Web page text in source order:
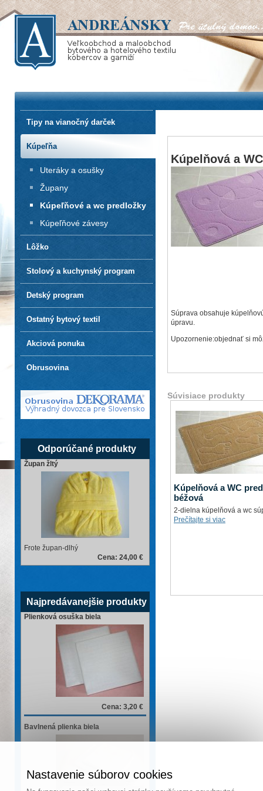
Tipy na vianočný darček
Kúpeľňa
Uteráky a osušky
Župany
Kúpeľňové a wc predložky
Kúpeľňové závesy
Lôžko
Stolový a kuchynský program
Detský program
Ostatný bytový textil
Akciová ponuka
Obrusovina
Odporúčané produkty
Župan žltý
Frote župan-dlhý
Cena: 24,00 €
Najpredávanejšie produkty
Plienková osuška biela
Cena: 3,20 €
Bavlnená plienka biela
Kúpelňová a
Súprava obsahuje
úpravu.
Upozornenie:objednať si
Súvisiace produkty
Kúpelňová a WC
béžová
2-dielna kúpelňová a wc
Prečítajte si viac
Nastavenie súborov cookies